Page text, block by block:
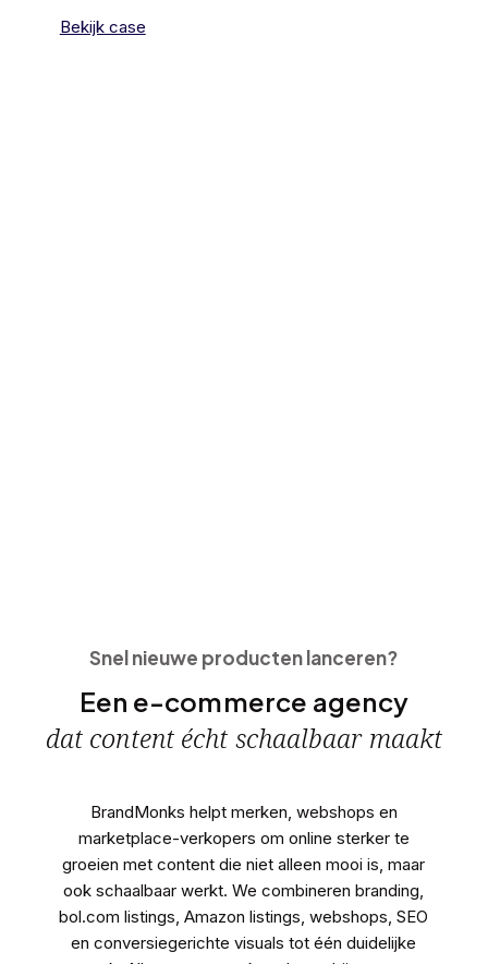
Bekijk case
Snel nieuwe producten lanceren?
Een e-commerce agency
dat content écht schaalbaar maakt
BrandMonks helpt merken, webshops en
marketplace-verkopers om online sterker te
groeien met content die niet alleen mooi is, maar
ook schaalbaar werkt. We combinerenbranding,
bol.com listings,Amazon listings,webshops,SEO
en conversiegerichte visuals tot één duidelijke